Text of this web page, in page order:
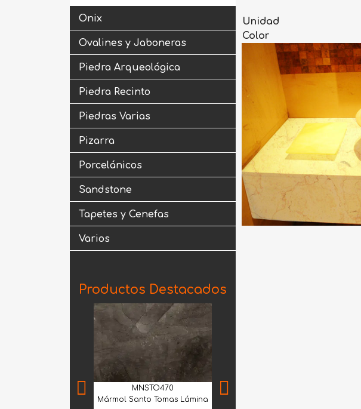
Onix
Ovalines y Jaboneras
Piedra Arqueológica
Piedra Recinto
Piedras Varias
Pizarra
Porcelánicos
Sandstone
Tapetes y Cenefas
Varios
Productos Destacados
MNSTO470
Mármol Santo Tomas Lámina
Unidad
Color